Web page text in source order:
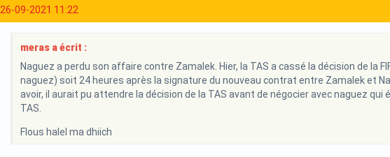
26-09-2021 11:22
meras a écrit :
Naguez a perdu son affaire contre Zamalek. Hier, la TAS a cassé la décision de la
naguez) soit 24 heures après la signature du nouveau contrat entre Zamalek et
avoir, il aurait pu attendre la décision de la TAS avant de négocier avec naguez
TAS.
Flous halel ma dhiich